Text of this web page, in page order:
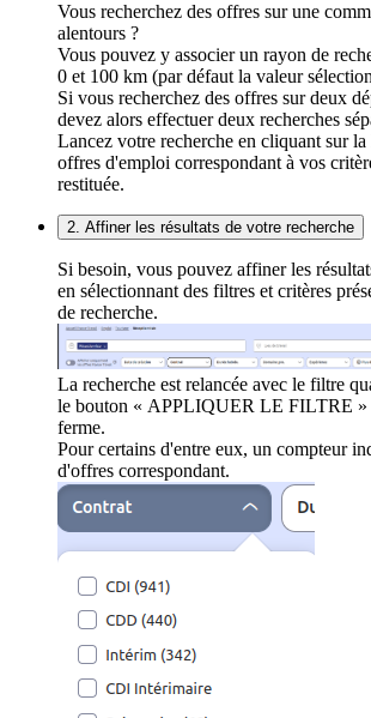
Vous recherchez des offres sur une
alentours ?
Vous pouvez y associer un rayon de
0 et 100 km (par défaut la valeur
Si vous recherchez des offres sur deux
devez alors effectuer deux recherches
Lancez votre recherche en cliquant sur
offres d'emploi correspondant à vos
restituée.
2. Affiner les résultats de votre recherche
Si besoin, vous pouvez affiner les
en sélectionnant des filtres et critères
de recherche.
La recherche est relancée avec le filtre
le bouton « APPLIQUER LE FILTRE »
ferme.
Pour certains d'entre eux, un compteur
d'offres correspondant.